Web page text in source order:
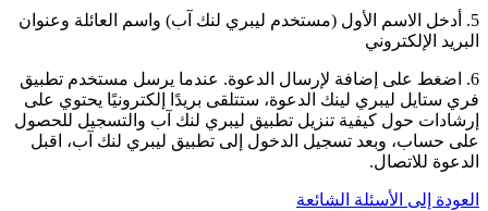
5. أدخل الاسم الأول (مستخدم ليبري لنك آب) واسم العائلة وعنوان
البريد الإلكتروني
6. اضغط على إضافة لإرسال الدعوة. عندما يرسل مستخدم تطبيق
فري ستايل ليبري لينك الدعوة، ستتلقى بريدًا إلكترونيًا يحتوي على
إرشادات حول كيفية تنزيل تطبيق ليبري لنك آب والتسجيل للحصول
على حساب، وبعد تسجيل الدخول إلى تطبيق ليبري لنك آب، اقبل
الدعوة للاتصال.
العودة إلى الأسئلة الشائعة